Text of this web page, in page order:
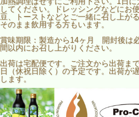
してください。ドレッシングなどにお
豆、トーストなどとご一緒に召し上が
そのまま飲用する方もいます。
賞味期限：製造から14ヶ月 開封後は
間以内にお召し上がりください。
出荷は宅配便です。ご注文から出荷ま
日（休祝日除く）の予定です。出荷が
します。